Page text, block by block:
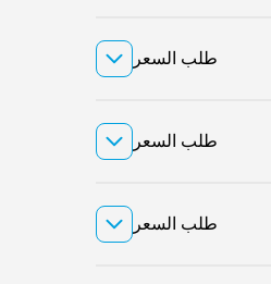
طلب السعر
طلب السعر
طلب السعر